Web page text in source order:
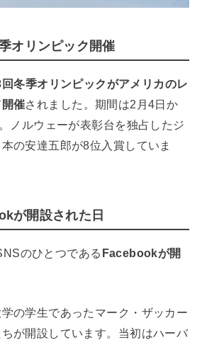
オリンピック開催
冬季オリンピックがアメリカのレ
催されました。期間は2月4日か
ノルウェーが表彰台を独占したジ
の安達五郎が8位入賞していま
が開設された日
のひとつである Facebookが開
の学生であったマーク・ザッカー
が開設しています。当初はハーバ